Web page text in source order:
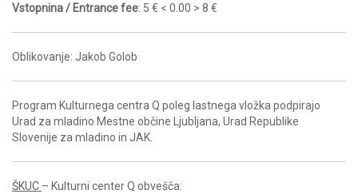
Vstopnina / Entrance fee: 5 € < 0.00 > 8 €
Oblikovanje: Jakob Golob
Program Kulturnega centra Q poleg lastnega vložka podpirajo
Urad za mladino Mestne občine Ljubljana, Urad Republike
Slovenije za mladino in JAK.
ŠKUC – Kulturni center Q obvešča: